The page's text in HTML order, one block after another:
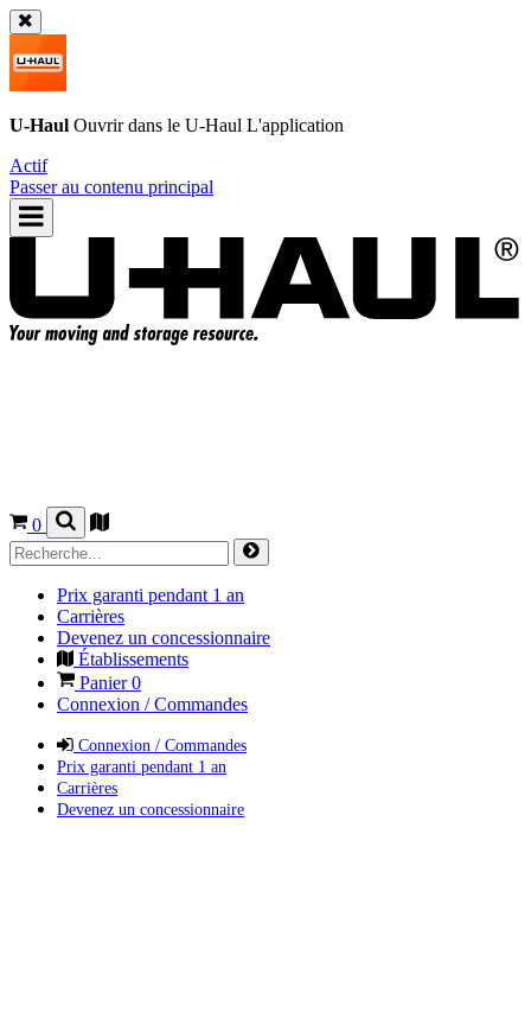
U-Haul Ouvrir dans le U-Haul L'application
Actif
Passer au contenu principal
0
Prix garanti pendant 1 an
Carrières
Devenez un concessionnaire
Établissements
Panier0
Connexion / Commandes
Connexion / Commandes
Prix garanti pendant 1 an
Carrières
Devenez un concessionnaire